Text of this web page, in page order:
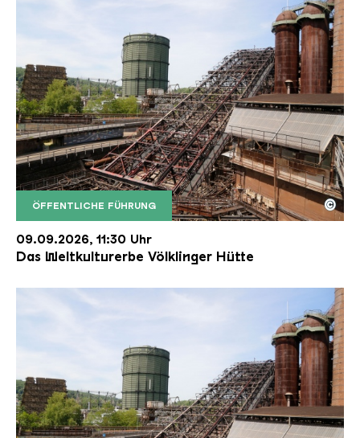
ÖFFENTLICHE FÜHRUNG
Der Erzschrägaufzug der Völklinger Hütte mit
Copyright: Weltkulturerbe Völklinger Hütte | Karl
©
09.09.2026, 11:30 Uhr
Das Weltkulturerbe Völklinger Hütte